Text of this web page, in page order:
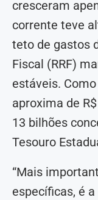
cresceram
corrente teve
teto de gastos
Fiscal (RRF)
estáveis.
aproxima de
13 bilhões
Tesouro
“Mais
específicas, é